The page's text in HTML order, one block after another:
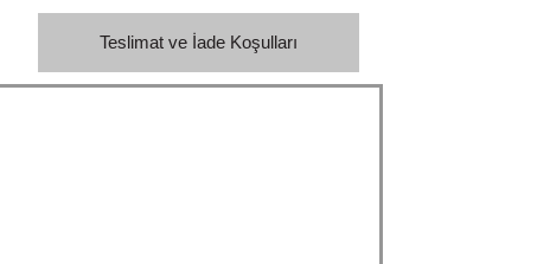
Teslimat ve İade Koşulları